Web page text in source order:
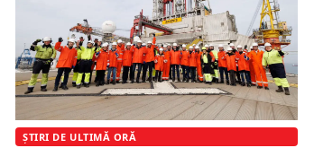
ȘTIRI DE ULTIMĂ ORĂ